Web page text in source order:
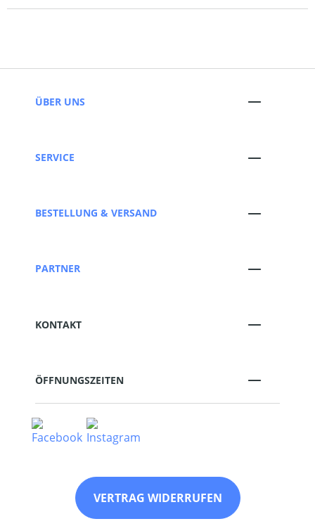
ÜBER UNS
SERVICE
BESTELLUNG & VERSAND
PARTNER
KONTAKT
ÖFFNUNGSZEITEN
VERTRAG WIDERRUFEN